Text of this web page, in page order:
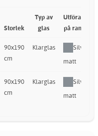
Storlek
Typ av
glas
Utförande
på ramen
90x190
cm
Klarglas
Silver
matt
90x190
cm
Klarglas
Silver
matt